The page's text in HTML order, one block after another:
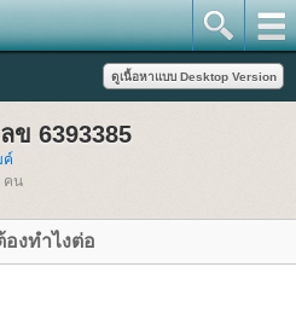
ข 6393385
ค์
คน
งทำไงต่อ